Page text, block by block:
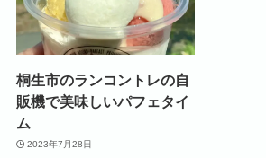
桐生市のランコントレの自
販機で美味しいパフェタイ
ム
2023年7月28日